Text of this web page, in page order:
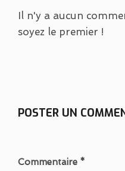
Il n'y a aucun
soyez le premier !
POSTER UN
Commentaire *